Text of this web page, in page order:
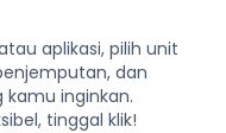
aplikasi, pilih unit
dan
kamu inginkan.
tinggal klik!